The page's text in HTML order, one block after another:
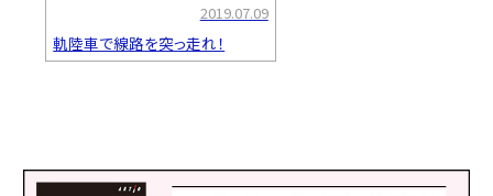
2019.07.09
軌陸車で線路を突っ走れ！